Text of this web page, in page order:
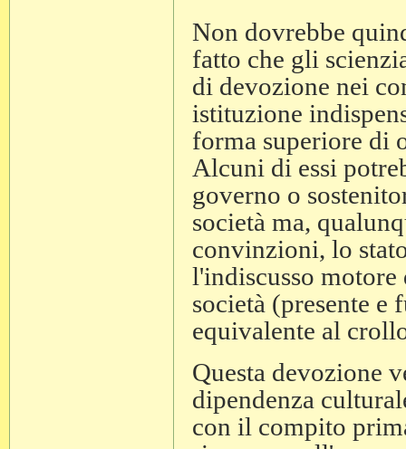
Non dovrebbe
fatto che gli
di devozione nei
istituzione
forma superiore di
Alcuni di essi
governo o
società ma,
convinzioni, lo
l'indiscusso
società (presente e
equivalente al
Questa devozione
dipendenza
con il compito